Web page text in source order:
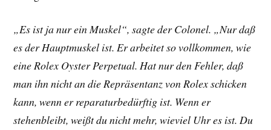
„Es ist ja nur ein Muskel“, sagte der Colonel. „Nur daß
es der Hauptmuskel ist. Er arbeitet so vollkommen, wie
eine Rolex Oyster Perpetual. Hat nur den Fehler, daß
man ihn nicht an die Repräsentanz von Rolex schicken
kann, wenn er reparaturbedürftig ist. Wenn er
stehenbleibt, weißt du nicht mehr, wieviel Uhr es ist. Du